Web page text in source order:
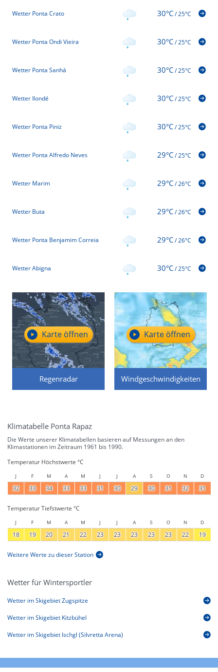
Wetter Ponta Crato 30°C/25°C
Wetter Ponta Ondi Vieira 30°C/25°C
Wetter Ponta Sanhá 30°C/25°C
Wetter Ilondé 30°C/25°C
Wetter Ponta Piniz 30°C/25°C
Wetter Ponta Alfredo Neves 29°C/25°C
Wetter Marim 29°C/26°C
Wetter Buta 29°C/26°C
Wetter Ponta Benjamim Correia 29°C/26°C
Wetter Abigna 30°C/25°C
Regenradar
Karte öffnen
Windgeschwindigkeiten
Karte öffnen
Klimatabelle Ponta Rapaz
Die Werte unserer Klimatabellen basieren auf Messungen an den
Klimastationen im Zeitraum 1961 bis 1990.
Temperatur Höchstwerte °C
J F M A M J J A S O N D
32 33 34 33 33 31 30 29 30 31 32 31
Temperatur Tiefstwerte °C
J F M A M J J A S O N D
18 19 20 21 22 23 23 23 23 23 22 19
Weitere Werte zu dieser Station
Wetter für Wintersportler
Wetter im Skigebiet Zugspitze
Wetter im Skigebiet Kitzbühel
Wetter im Skigebiet Ischgl (Silvretta Arena)